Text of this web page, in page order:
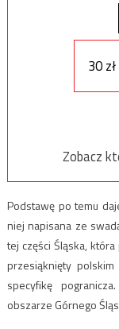
30 zł
Zobacz
Podstawę po temu
niej napisana ze
tej części Śląska,
przesiąknięty
specyfikę
obszarze Górnego